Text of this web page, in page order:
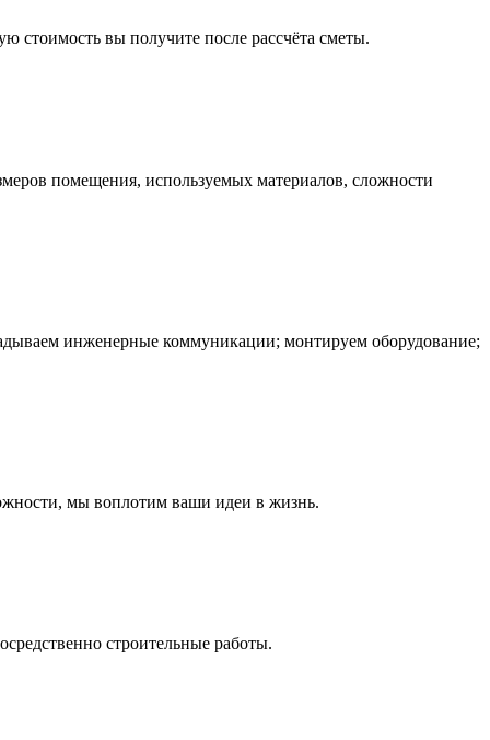
стоимость вы получите после рассчёта сметы.
помещения, используемых материалов, сложности
инженерные коммуникации; монтируем оборудование;
мы воплотим ваши идеи в жизнь.
строительные работы.